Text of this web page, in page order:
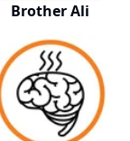
Brother Ali